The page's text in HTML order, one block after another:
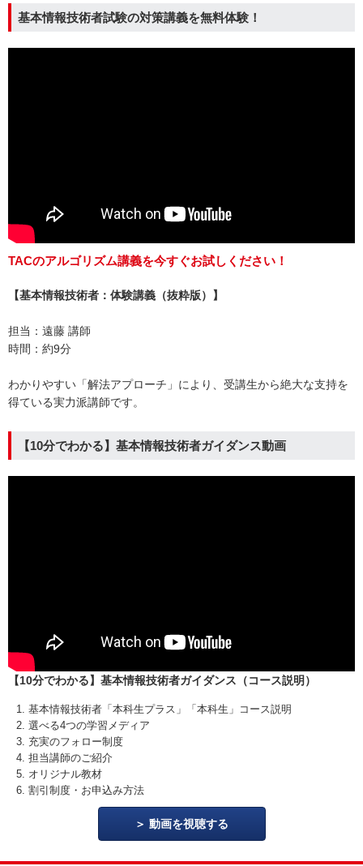
基本情報技術者試験の対策講義を無料体験！
TACのアルゴリズム講義を今すぐお試しください！
【基本情報技術者：体験講義（抜粋版）】
担当：遠藤 講師
時間：約9分
わかりやすい「解法アプローチ」により、受講生から絶大な支持を
得ている実力派講師です。
【10分でわかる】基本情報技術者ガイダンス動画
【10分でわかる】基本情報技術者ガイダンス（コース説明）
基本情報技術者「本科生プラス」「本科生」コース説明
選べる4つの学習メディア
充実のフォロー制度
担当講師のご紹介
オリジナル教材
割引制度・お申込み方法
動画を視聴する